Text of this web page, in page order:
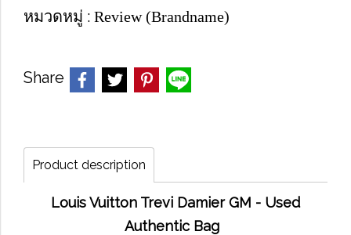
หมวดหมู่ : Review (Brandname)
Share
Product description
Louis Vuitton Trevi Damier GM - Used
Authentic Bag